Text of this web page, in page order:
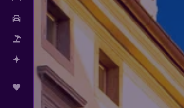
Autoverhuur
Pakketreizen
Plan met AI
Trips